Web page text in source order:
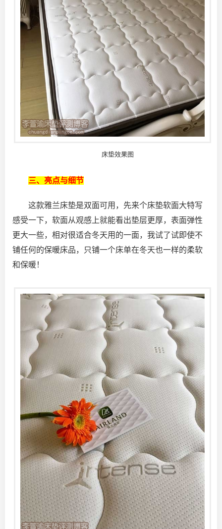
床垫效果图
三、亮点与细节
这款雅兰床垫是双面可用，先来个床垫软面大特写
感受一下，软面从观感上就能看出垫层更厚，表面弹性
更大一些，相对很适合冬天用的一面，我试了试即使不
铺任何的保暖床品，只铺一个床单在冬天也一样的柔软
和保暖！